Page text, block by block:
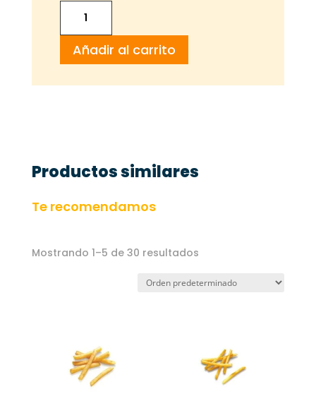
PATATAS
FRITAS
MCCAIN
Añadir al carrito
Productos similares
Te recomendamos
Mostrando 1–5 de 30 resultados